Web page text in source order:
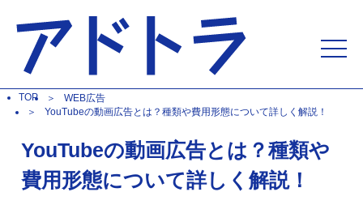
TOP
WEB広告
YouTubeの動画広告とは？種類や費用形態について詳しく解説！
YouTubeの動画広告とは？種類や
費用形態について詳しく解説！